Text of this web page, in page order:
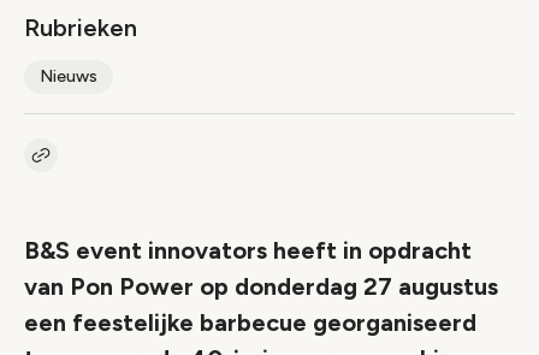
Rubrieken
Nieuws
Kopieer link naar artikel
B&S event innovators heeft in opdracht
van Pon Power op donderdag 27 augustus
een feestelijke barbecue georganiseerd